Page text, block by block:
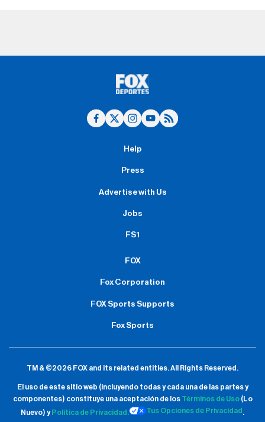
Help
Press
Advertise with Us
Jobs
FS1
FOX
Fox Corporation
FOX Sports Supports
Fox Sports
TM & ©2026 FOX and its related entities.All Rights Reserved.
El uso de este sitio web (incluyendo todas y cada una de las partes y
componentes) constituye una aceptación de los Términos de Uso(Lo
Nuevo) y Política de Privacidad. Tus Opciones de Privacidad .